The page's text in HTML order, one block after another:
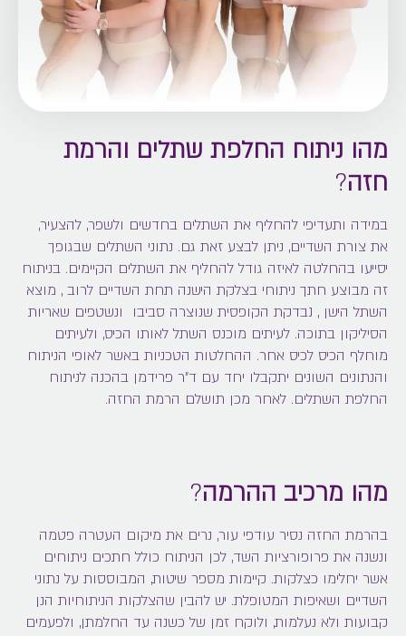
מהו ניתוח החלפת שתלים והרמת
חזה?
במידה ותעדיפי להחליף את השתלים בחדשים ולשפר, להצעיר,
את צורת השדיים, ניתן לבצע זאת גם. נתוני השתלים שבגופך
יסייעו בהחלטה לאיזה גודל להחליף את השתלים הקיימים. בניתוח
זה מבוצע חתך ניתוחי בצלקת הישנה תחת השדיים לרוב , מוצא
השתל הישן , נבדקת הקופסית שנוצרה סביבו ונשטפים שאריות
הסיליקון בתוכה. לעיתים מוכנס השתל לאותו הכיס, ולעיתים
מוחלף הכיס לכיס אחר. ההחלטות הטכניות באשר לאופי הניתוח
והנתונים השונים יתקבלו יחד עם ד"ר פרידמן בהכנה לניתוח
החלפת השתלים. לאחר מכן תושלם הרמת החזה.
מהו מרכיב ההרמה?
בהרמת החזה נסיר עודפי עור, נרים את מיקום העטרה פטמה
ונשנה את פרופורציות השד, לכן הניתוח כולל חתכים ניתוחים
אשר יחלימו כצלקות. קיימות מספר שיטות, המבוססות על נתוני
השדיים ושאיפות המטופלת. יש להבין שהצלקות הניתוחיות הנן
קבועות ולא נעלמות, ולוקח זמן של כשנה עד החלמתן, ולפעמים